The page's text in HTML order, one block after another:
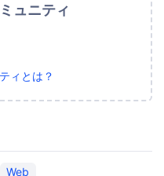
ュニティ
ィとは？
Web